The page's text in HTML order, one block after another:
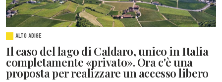
ALTO ADIGE
Il caso del lago di Caldaro, unico in Italia
completamente «privato». Ora c'è una
proposta per realizzare un accesso libero